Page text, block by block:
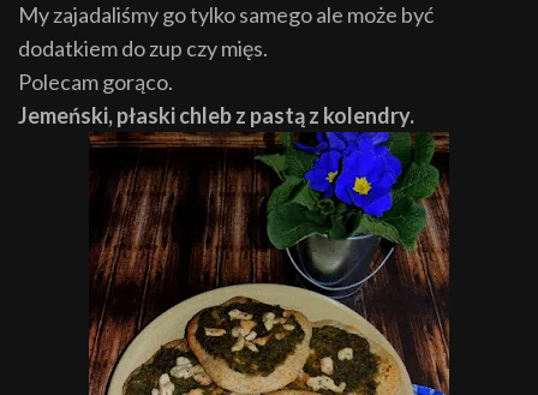
My zajadaliśmy go tylko samego ale może być
dodatkiem do zup czy mięs.
Polecam gorąco.
Jemeński, płaski chleb z pastą z kolendry.